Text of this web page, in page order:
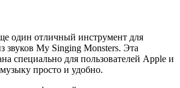
один отличный инструмент для
звуков My Singing Monsters. Эта
специально для пользователей Apple и
музыку просто и удобно.